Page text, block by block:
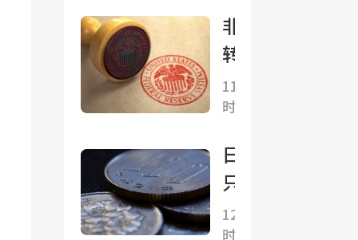
1122
万台
中国
占比
达
62%
迷
离”：
就业
减、失
华尔街
分析师
怎么
非农
转负
的另
一种
法：
贝莱
德固
11小
时前
日元
只是
暂时
12小
时前